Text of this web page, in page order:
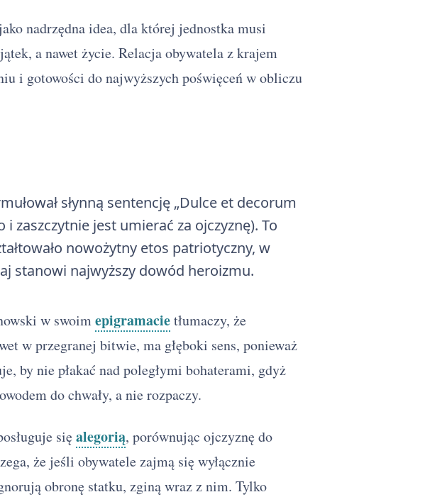
nadrzędna idea, dla której jednostka musi
a nawet życie. Relacja obywatela z krajem
i gotowości do najwyższych poświęceń w obliczu
słynną sentencję „Dulce et decorum
i zaszczytnie jest umierać za ojczyznę). To
nowożytny etos patriotyczny, w
stanowi najwyższy dowód heroizmu.
w swoimepigramacietłumaczy, że
w przegranej bitwie, ma głęboki sens, ponieważ
by nie płakać nad poległymi bohaterami, gdyż
do chwały, a nie rozpaczy.
się alegorią, porównując ojczyznę do
że jeśli obywatele zajmą się wyłącznie
obronę statku, zginą wraz z nim. Tylko